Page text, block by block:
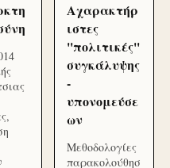
Αχαρακτήρ
ιστες
''πολιτικές''
συγκάλυψης
-
υπονομεύσε
ων
Μεθοδολογίες
παρακολούθησ